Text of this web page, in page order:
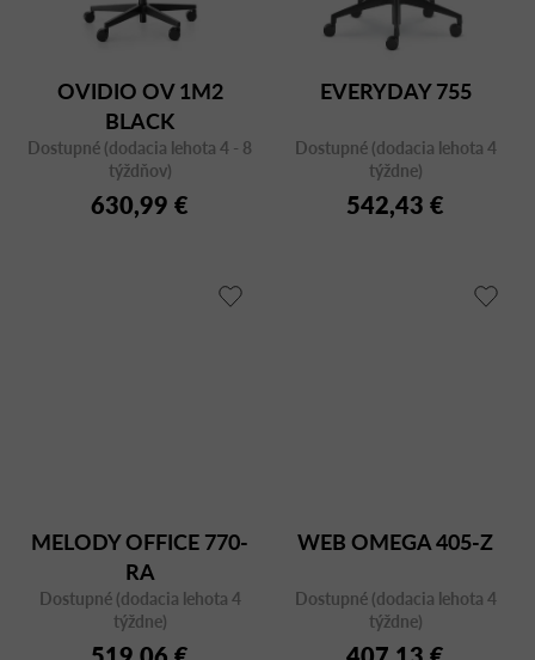
OVIDIO OV 1M2
BLACK
Dostupné (dodacia lehota 4 - 8
týždňov)
630,99 €
EVERYDAY 755
Dostupné (dodacia lehota 4
týždne)
542,43 €
MELODY OFFICE 770-
RA
Dostupné (dodacia lehota 4
týždne)
WEB OMEGA 405-Z
Dostupné (dodacia lehota 4
týždne)